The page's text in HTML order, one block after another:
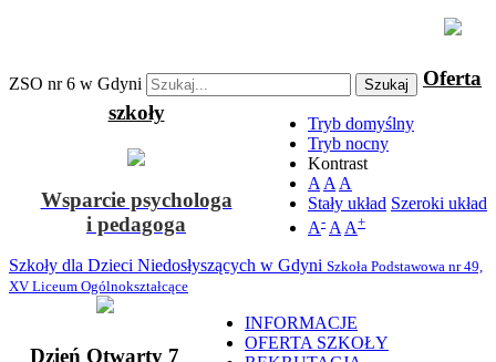
ZSO nr 6 w Gdyni Szukaj
Tryb domyślny
Tryb nocny
Kontrast
A A A
Stały układ Szeroki układ
A- A A+
Szkoły dla Dzieci Niedosłyszących w Gdyni Szkoła Podstawowa nr 49,
XV Liceum Ogólnokształcące
INFORMACJE
OFERTA SZKOŁY
Oferta
szkoły
Wsparcie psychologa
i pedagoga
Dzień Otwarty 7